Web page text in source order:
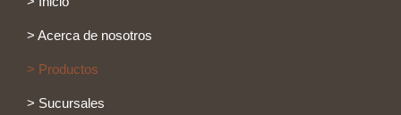
> Acerca de nosotros
> Productos
> Sucursales